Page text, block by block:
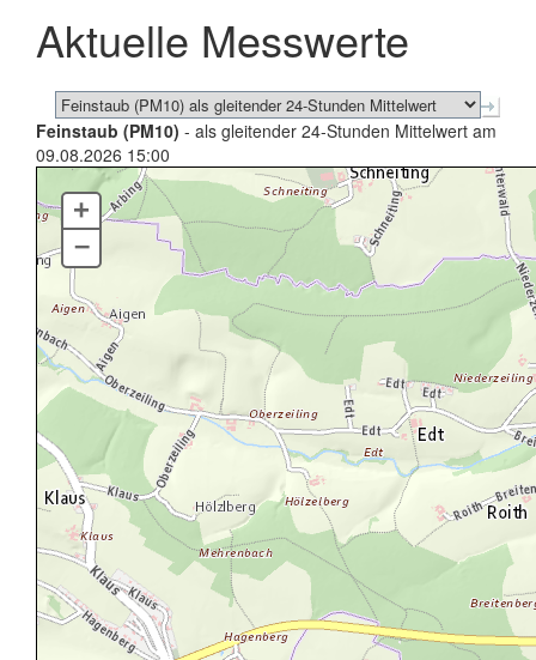
schließen
Aktuelle Messwerte
Feinstaub (PM10) - als gleitender 24-Stunden Mittelwert am
09.08.2026 15:00
+
–